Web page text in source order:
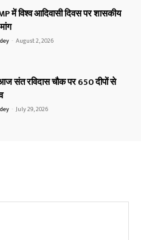
में विश्व आदिवासी दिवस पर शासकीय
- August 2, 2026
संत रविदास चौक पर 650 दीपों से
- July 29, 2026